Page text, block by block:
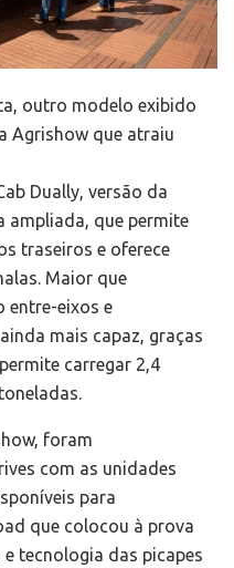
outro modelo exibido
Agrishow que atraiu
Dually, versão da
ampliada, que permite
traseiros e oferece
Maior que
entre-eixos e
mais capaz, graças
carregar 2,4
foram
com as unidades
para
que colocou à prova
tecnologia das picapes